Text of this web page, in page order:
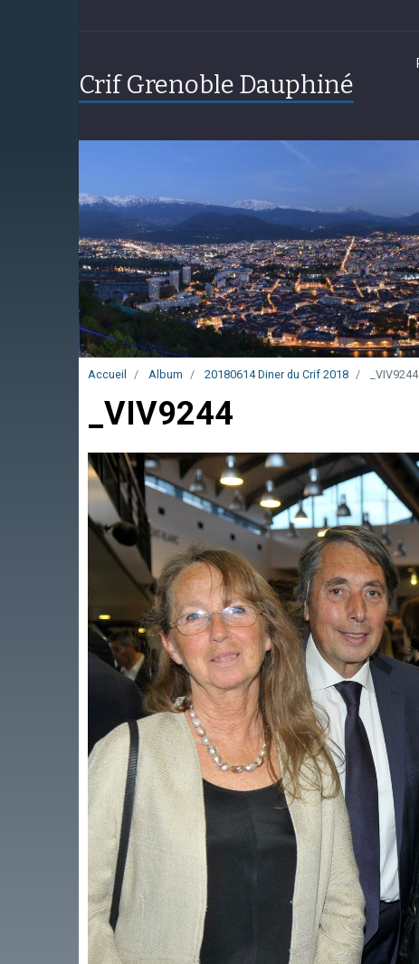
Crif Grenoble Dauphiné
Accueil Album 20180614 Diner du Crif 2018 _VIV9244
_VIV9244